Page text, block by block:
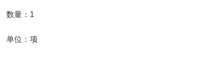
数量：1
单位：项